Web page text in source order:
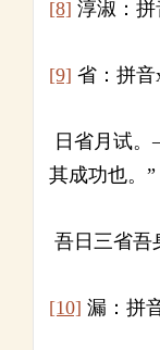
[8] 淳淑：拼
[9] 省：拼音
日省月试
其成功也。”
吾日三省吾
[10] 漏：拼